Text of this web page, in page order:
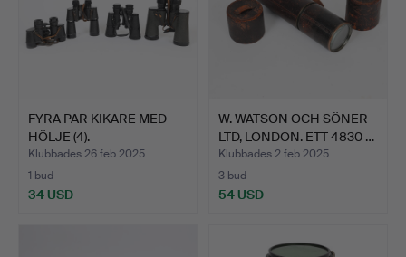
FYRA PAR KIKARE MED
HÖLJE (4).
Klubbades 26 feb 2025
1 bud
34 USD
W. WATSON OCH SÖNER
LTD, LONDON. ETT 4830 …
Klubbades 2 feb 2025
3 bud
54 USD